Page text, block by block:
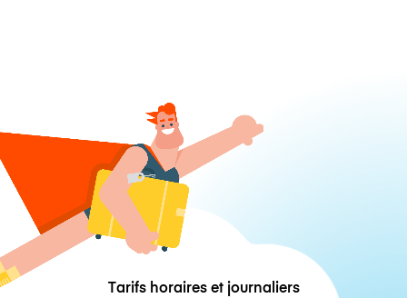
Tarifs horaires et journaliers